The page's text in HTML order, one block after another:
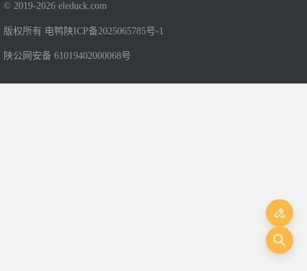
© 2019-2026 eleduck.com
版权所有 电鸭 陕ICP备2025065785号-1
陕公网安备 61019402000068号